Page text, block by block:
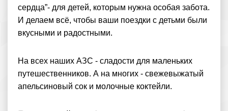
сердца”- для детей, которым нужна особая забота.
И делаем всё, чтобы ваши поездки с детьми были
вкусными и радостными.
На всех наших АЗС - сладости для маленьких
путешественников. А на многих - свежевыжатый
апельсиновый сок и молочные коктейли.